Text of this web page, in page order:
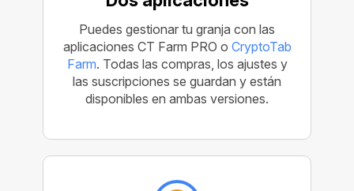
Puedes gestionar tu granja con las
aplicaciones CT Farm PRO o CryptoTab
Farm. Todas las compras, los ajustes y
las suscripciones se guardan y están
disponibles en ambas versiones.